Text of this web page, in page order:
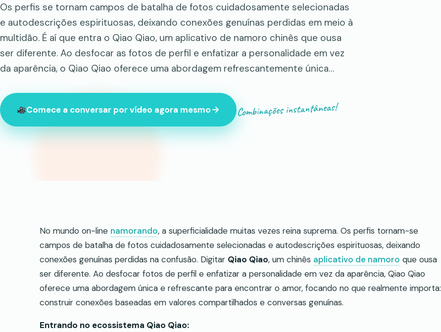
Os perfis se tornam campos de batalha de fotos cuidadosamente selecionadas
e autodescrições espirituosas, deixando conexões genuínas perdidas em meio à
multidão. É aí que entra o Qiao Qiao, um aplicativo de namoro chinês que ousa
ser diferente. Ao desfocar as fotos de perfil e enfatizar a personalidade em vez
da aparência, o Qiao Qiao oferece uma abordagem refrescantemente única…
Comece a conversar por vídeo agora mesmo Combinações instantâneas!
847 estranhos online neste momento
No mundo on-line namorando, a superficialidade muitas vezes reina suprema. Os perfis tornam-se
campos de batalha de fotos cuidadosamente selecionadas e autodescrições espirituosas, deixando
conexões genuínas perdidas na confusão. Digitar Qiao Qiao, um chinês aplicativo de namoro que ousa
ser diferente. Ao desfocar fotos de perfil e enfatizar a personalidade em vez da aparência, Qiao Qiao
oferece uma abordagem única e refrescante para encontrar o amor, focando no que realmente importa:
construir conexões baseadas em valores compartilhados e conversas genuínas.
Entrando no ecossistema Qiao Qiao: